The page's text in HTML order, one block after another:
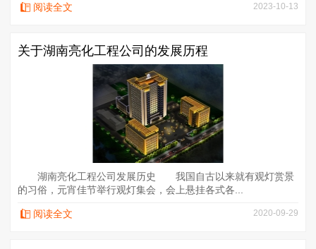
阅读全文 2023-10-13
关于湖南亮化工程公司的发展历程
湖南亮化工程公司发展历史 我国自古以来就有观灯赏景
的习俗，元宵佳节举行观灯集会，会上悬挂各式各...
阅读全文 2020-09-29